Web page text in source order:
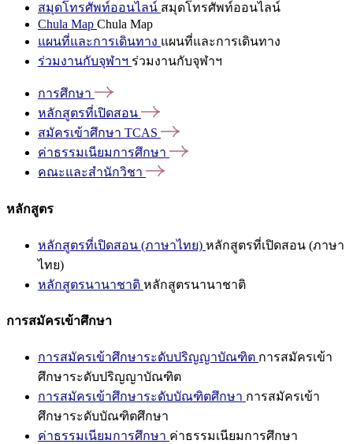
สมุดโทรศัพท์ออนไลน์ สมุดโทรศัพท์ออนไลน์
Chula Map Chula Map
แผนที่และการเดินทาง แผนที่และการเดินทาง
ร่วมงานกับจุฬาฯ ร่วมงานกับจุฬาฯ
การศึกษา
หลักสูตรที่เปิดสอน
สมัครเข้าศึกษา TCAS
ค่าธรรมเนียมการศึกษา
คณะและสำนักวิชา
หลักสูตร
หลักสูตรที่เปิดสอน (ภาษาไทย) หลักสูตรที่เปิดสอน (ภาษา
ไทย)
หลักสูตรนานาชาติ หลักสูตรนานาชาติ
การสมัครเข้าศึกษา
การสมัครเข้าศึกษาระดับปริญญาบัณฑิต การสมัครเข้า
ศึกษาระดับปริญญาบัณฑิต
การสมัครเข้าศึกษาระดับบัณฑิตศึกษา การสมัครเข้า
ศึกษาระดับบัณฑิตศึกษา
ค่าธรรมเนียมการศึกษา ค่าธรรมเนียมการศึกษา